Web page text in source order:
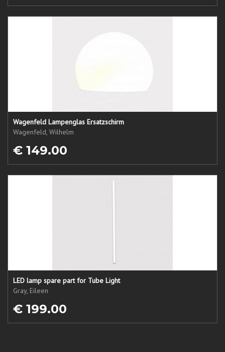
Wagenfeld Lampenglas Ersatzschirm
Wagenfeld, Wilhelm
€ 149.00
LED lamp spare part for Tube Light
Gray, Eileen
€ 199.00